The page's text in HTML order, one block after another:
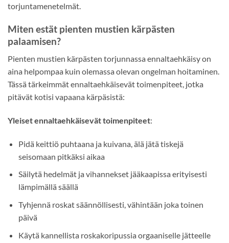
torjuntamenetelmät.
Miten estät pienten mustien kärpästen
palaamisen?
Pienten mustien kärpästen torjunnassa ennaltaehkäisy on
aina helpompaa kuin olemassa olevan ongelman hoitaminen.
Tässä tärkeimmät ennaltaehkäisevät toimenpiteet, jotka
pitävät kotisi vapaana kärpäsistä:
Yleiset ennaltaehkäisevät toimenpiteet:
Pidä keittiö puhtaana ja kuivana, älä jätä tiskejä
seisomaan pitkäksi aikaa
Säilytä hedelmät ja vihannekset jääkaapissa erityisesti
lämpimällä säällä
Tyhjennä roskat säännöllisesti, vähintään joka toinen
päivä
Käytä kannellista roskakoripussia orgaaniselle jätteelle